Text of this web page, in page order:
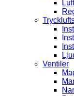
Ventiler